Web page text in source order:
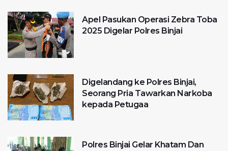
Apel Pasukan Operasi Zebra Toba
2025 Digelar Polres Binjai
Digelandang ke Polres Binjai,
Seorang Pria Tawarkan Narkoba
kepada Petugaa
Polres Binjai Gelar Khatam Dan